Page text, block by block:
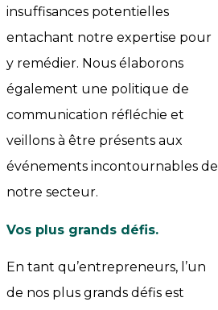
insuffisances potentielles
entachant notre expertise pour
y remédier. Nous élaborons
également une politique de
communication réfléchie et
veillons à être présents aux
événements incontournables de
notre secteur.
Vos plus grands défis.
En tant qu’entrepreneurs, l’un
de nos plus grands défis est